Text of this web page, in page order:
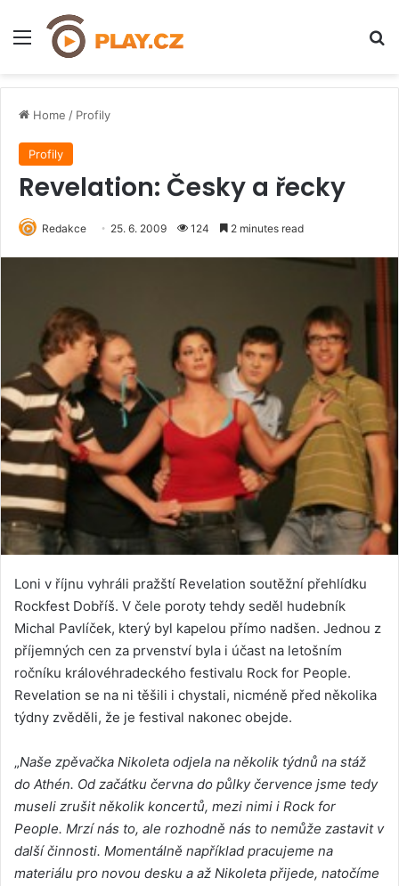
Menu
Home / Profily
Profily
Revelation: Česky a řecky
Redakce 25. 6. 2009 124 2 minutes read
Loni v říjnu vyhráli pražští Revelation soutěžní přehlídku
Rockfest Dobříš. V čele poroty tehdy seděl hudebník
Michal Pavlíček, který byl kapelou přímo nadšen. Jednou z
příjemných cen za prvenství byla i účast na letošním
ročníku královéhradeckého festivalu Rock for People.
Revelation se na ni těšili i chystali, nicméně před několika
týdny zvěděli, že je festival nakonec obejde.
„Naše zpěvačka Nikoleta odjela na několik týdnů na stáž
do Athén. Od začátku června do půlky července jsme tedy
museli zrušit několik koncertů, mezi nimi i Rock for
People. Mrzí nás to, ale rozhodně nás to nemůže zastavit v
další činnosti. Momentálně například pracujeme na
materiálu pro novou desku a až Nikoleta přijede, natočíme